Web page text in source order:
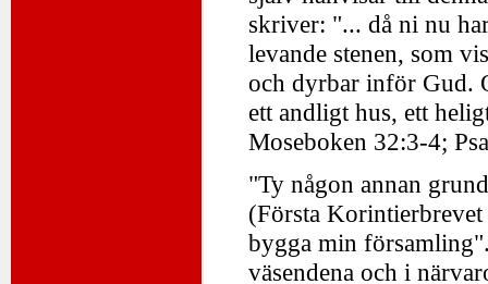
skriver: "... då ni nu
levande stenen, som
och dyrbar inför Gud.
ett andligt hus, ett
Moseboken 32:3-4;
"Ty någon annan
(Första
bygga min
väsendena och i